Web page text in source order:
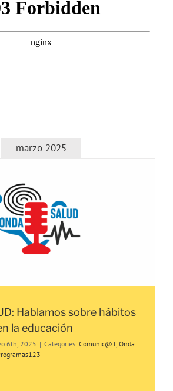
marzo 2025
Hablamos sobre hábitos
la educación
6th, 2025 | Categories: Comunic@T, Onda